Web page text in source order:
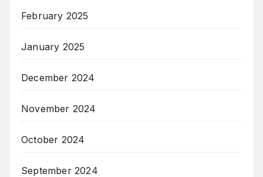
February 2025
January 2025
December 2024
November 2024
October 2024
September 2024